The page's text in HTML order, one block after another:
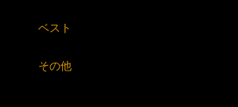
ベスト
その他